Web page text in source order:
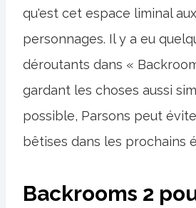
qu'est cet espace liminal
personnages. Il y a eu
déroutants dans «
gardant les choses aussi
possible, Parsons peut
bêtises dans les prochains
Backrooms 2